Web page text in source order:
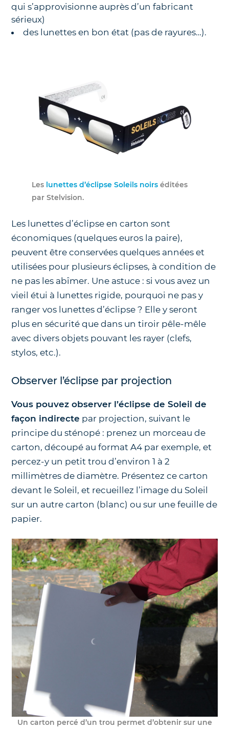
qui s’approvisionne auprès d’un fabricant
sérieux)
des lunettes en bon état (pas de rayures…).
Les lunettes d’éclipse Soleils noirs éditées
par Stelvision.
Les lunettes d’éclipse en carton sont
économiques (quelques euros la paire),
peuvent être conservées quelques années et
utilisées pour plusieurs éclipses, à condition de
ne pas les abîmer. Une astuce : si vous avez un
vieil étui à lunettes rigide, pourquoi ne pas y
ranger vos lunettes d’éclipse ? Elle y seront
plus en sécurité que dans un tiroir pêle-mêle
avec divers objets pouvant les rayer (clefs,
stylos, etc.).
Observer l’éclipse par projection
Vous pouvez observer l’éclipse de Soleil de
façon indirecte par projection, suivant le
principe du sténopé : prenez un morceau de
carton, découpé au format A4 par exemple, et
percez-y un petit trou d’environ 1 à 2
millimètres de diamètre. Présentez ce carton
devant le Soleil, et recueillez l’image du Soleil
sur un autre carton (blanc) ou sur une feuille de
papier.
Un carton percé d’un trou permet d’obtenir sur une